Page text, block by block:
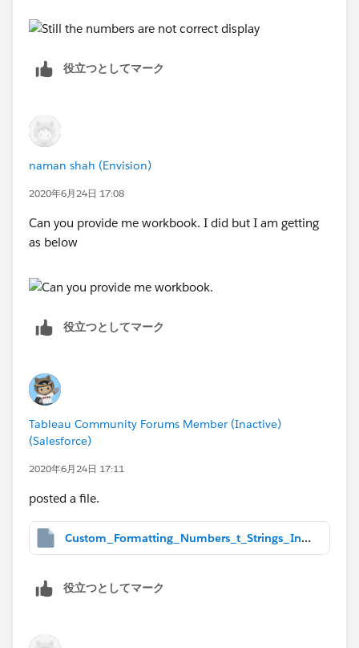
役立つとしてマーク
naman shah (Envision)
2020年6月24日 17:08
Can you provide me workbook. I did but I am getting
as below
役立つとしてマーク
Tableau Community Forums Member (Inactive)
(Salesforce)
2020年6月24日 17:11
posted a file.
Custom_Formatting_Numbers_t_Strings_Inside_Cells.twbx
役立つとしてマーク